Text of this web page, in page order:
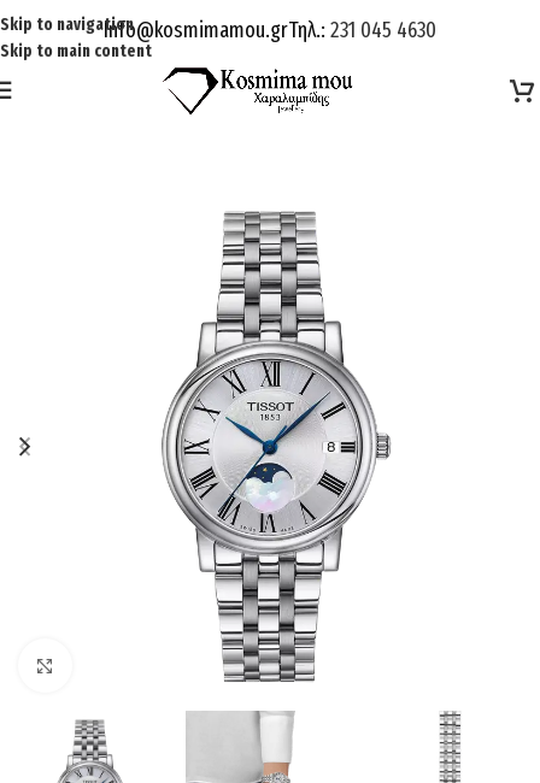
Skip to navigation
Skip to main content
Info@kosmimamou.grΤηλ.: 231 045 4630